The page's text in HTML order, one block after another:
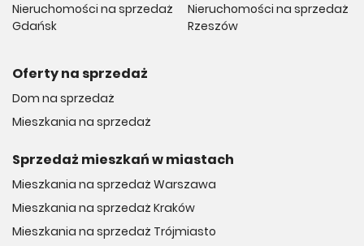
Nieruchomości na sprzedaż
Gdańsk
Nieruchomości na sprzedaż
Rzeszów
Oferty na sprzedaż
Dom na sprzedaż
Mieszkania na sprzedaż
Sprzedaż mieszkań w miastach
Mieszkania na sprzedaż Warszawa
Mieszkania na sprzedaż Kraków
Mieszkania na sprzedaż Trójmiasto